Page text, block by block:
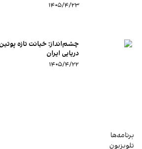
۱۴۰۵/۴/۲۳
چشم‌انداز: خیانت تازه
دریایی ایران
۱۴۰۵/۴/۲۲
برنامه‌ها
تلویزیون